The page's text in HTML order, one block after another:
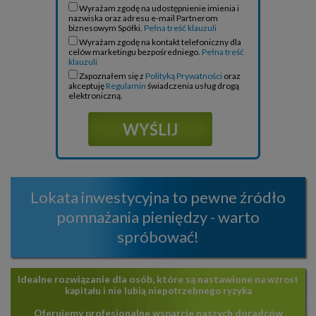
Wyrażam zgodę na udostępnienie imienia i
nazwiska oraz adresu e-mail Partnerom
biznesowym Spółki. Pełna treść klauzuli
Wyrażam zgodę na kontakt telefoniczny dla
celów marketingu bezpośredniego. Pełna treść
klauzuli
Zapoznałem się z Polityką Prywatności oraz
akceptuję Regulamin świadczenia usług drogą
elektroniczną.
Lokata inwestycyjna to pewne źródło
pomnażania pieniędzy - warto
spróbować!
Idealne rozwiązanie dla osób, które są nastawione na wzrost
kapitału i nie lubią niepotrzebnego ryzyka
Oferujemy profesjonalne wsparcie naszych doradców